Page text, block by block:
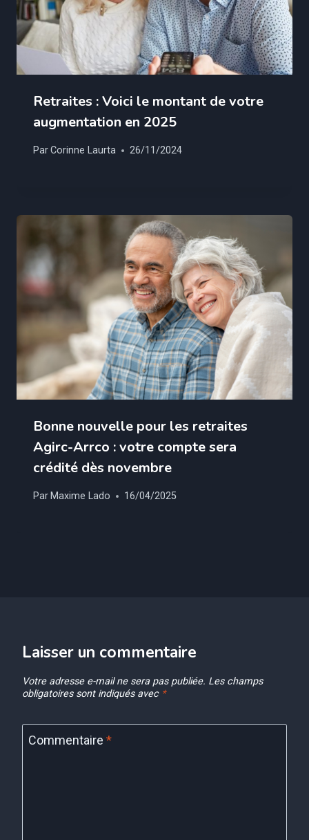
Retraites : Voici le montant de votre
augmentation en 2025
ParCorinne Laurta 26/11/2024
Bonne nouvelle pour les retraites
Agirc-Arrco : votre compte sera
crédité dès novembre
Par Maxime Lado 16/04/2025
Laisser un commentaire
Votre adresse e-mail ne sera pas publiée. Les champs
obligatoires sont indiqués avec *
Commentaire *